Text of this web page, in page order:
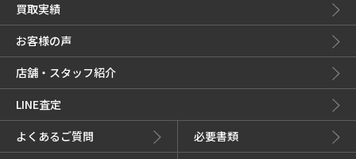
買取実績
お客様の声
店舗・スタッフ紹介
LINE査定
よくあるご質問
必要書類